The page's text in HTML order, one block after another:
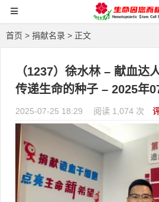
首页 > 捐献名录 > 正文
（1237）徐水林 – 献血达
传递生命的种子 – 2025年
2025-07-25 18:29 阅读 1,074 次